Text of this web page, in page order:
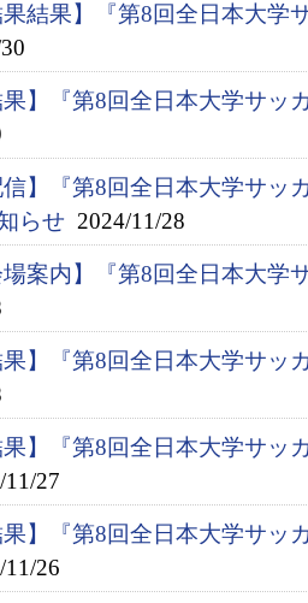
果結果】『第8回全日本大学
果】『第8回全日本大学サッ
信】『第8回全日本大学サッ
らせ 2024/11/28
場案内】『第8回全日本大学
果】『第8回全日本大学サッ
果】『第8回全日本大学サッ
11/27
果】『第8回全日本大学サッ
11/26